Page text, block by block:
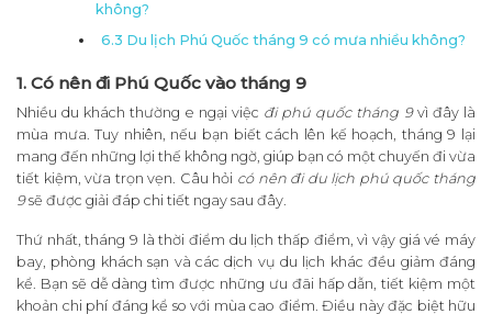
không?
6.3 Du lịch Phú Quốc tháng 9 có mưa nhiều không?
1. Có nên đi Phú Quốc vào tháng 9
Nhiều du khách thường e ngại việc đi phú quốc tháng 9vì đây là
mùa mưa. Tuy nhiên, nếu bạn biết cách lên kế hoạch, tháng 9 lại
mang đến những lợi thế không ngờ, giúp bạn có một chuyến đi vừa
tiết kiệm, vừa trọn vẹn. Câu hỏi có nên đi du lịch phú quốc tháng
9sẽ được giải đáp chi tiết ngay sau đây.
Thứ nhất, tháng 9 là thời điểm du lịch thấp điểm, vì vậy giá vé máy
bay, phòng khách sạn và các dịch vụ du lịch khác đều giảm đáng
kể. Bạn sẽ dễ dàng tìm được những ưu đãi hấp dẫn, tiết kiệm một
khoản chi phí đáng kể so với mùa cao điểm. Điều này đặc biệt hữu